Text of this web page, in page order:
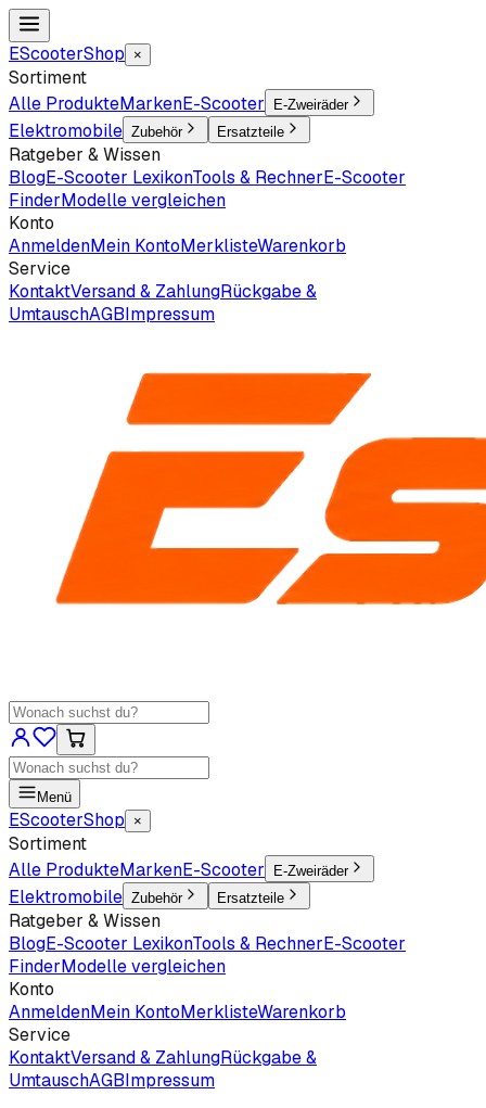
EScooterShop ×
Sortiment
Alle ProdukteMarkenE-Scooter E-Zweiräder
Elektromobile Zubehör Ersatzteile
Ratgeber & Wissen
BlogE-Scooter LexikonTools & RechnerE-Scooter
FinderModelle vergleichen
Konto
AnmeldenMein KontoMerklisteWarenkorb
Service
KontaktVersand & ZahlungRückgabe &
UmtauschAGBImpressum
Menü
EScooterShop ×
Sortiment
Alle ProdukteMarkenE-Scooter E-Zweiräder
Elektromobile Zubehör Ersatzteile
Ratgeber & Wissen
BlogE-Scooter LexikonTools & RechnerE-Scooter
FinderModelle vergleichen
Konto
AnmeldenMein KontoMerklisteWarenkorb
Service
KontaktVersand & ZahlungRückgabe &
UmtauschAGBImpressum